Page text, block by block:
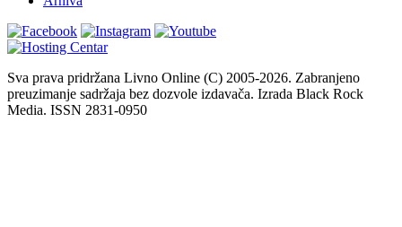
Sva prava pridržana Livno Online (C) 2005-2026. Zabranjeno
preuzimanje sadržaja bez dozvole izdavača. Izrada Black Rock
Media. ISSN 2831-0950